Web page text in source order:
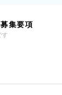
集要項
す